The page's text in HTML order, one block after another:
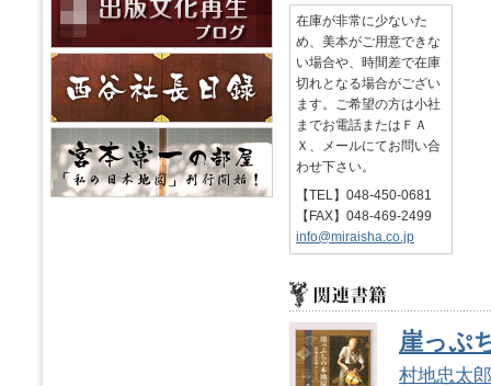
在庫が非常に少ないた
め、美本がご用意できな
い場合や、時間差で在庫
切れとなる場合がござい
ます。ご希望の方は小社
までお電話またはＦＡ
Ｘ、メールにてお問い合
わせ下さい。
【TEL】048-450-0681
【FAX】048-469-2499
info@miraisha.co.jp
崖っぷ
村地忠太